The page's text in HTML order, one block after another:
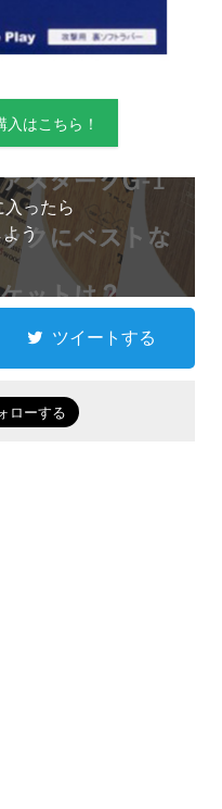
はこちら！
入ったら
よう
ツイートする